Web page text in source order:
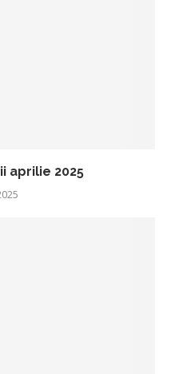
aprilie 2025